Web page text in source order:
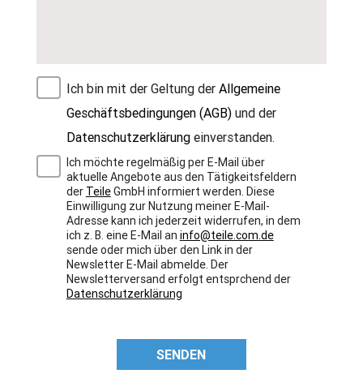
Ich bin mit der Geltung der Allgemeine
Geschäftsbedingungen (AGB)und der
Datenschutzerklärungeinverstanden.
Ich möchte regelmäßig per E-Mail über
aktuelle Angebote aus den Tätigkeitsfeldern
der TeileGmbH informiert werden. Diese
Einwilligung zur Nutzung meiner E-Mail-
Adresse kann ich jederzeit widerrufen, in dem
ich z. B. eine E-Mail an info@teile.com.de
sende oder mich über den Link in der
Newsletter E-Mail abmelde. Der
Newsletterversand erfolgt entsprchend der
Datenschutzerklärung
SENDEN